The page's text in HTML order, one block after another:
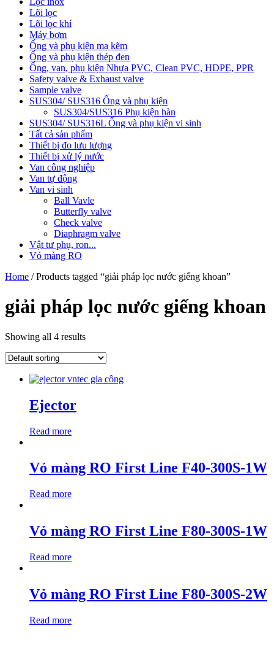
Lõi lọc
Lõi lọc khí
Máy bơm
Ống và phụ kiện mạ kẽm
Ống và phụ kiện thép đen
Ống, van, phụ kiện Nhựa PVC, Clean PVC, HDPE, PPR
Safety valve & Exhaust valve
Sample valve
SUS304/ SUS316 Ống và phụ kiện
SUS304/SUS316 Phụ kiện hàn
SUS304/ SUS316L Ống và phụ kiện vi sinh
Tất cả sản phẩm
Thiết bị đo lưu lượng
Thiết bị xử lý nước
Van công nghiệp
Van tự động
Van vi sinh
Ball Vavle
Butterfly valve
Check valve
Diaphragm valve
Vật tư phụ, ron...
Vỏ màng RO
Home / Products tagged “giải pháp lọc nước giếng khoan”
giải pháp lọc nước giếng khoan
Showing all 4 results
Ejector
Read more
Vỏ màng RO First Line F40-300S-1W
Read more
Vỏ màng RO First Line F80-300S-1W
Read more
Vỏ màng RO First Line F80-300S-2W
Read more